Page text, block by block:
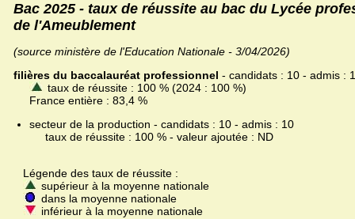
Bac 2025 - taux de réussite au bac du Lycée
de l'Ameublement
(source ministère de l'Education Nationale - 3/04/2026)
filières du baccalauréat professionnel - candidats : 10 - admis :
taux de réussite : 100 % (2024 : 100 %)
France entière : 83,4 %
secteur de la production - candidats : 10 - admis : 10
taux de réussite : 100 % - valeur ajoutée : ND
Légende des taux de réussite :
supérieur à la moyenne nationale
dans la moyenne nationale
inférieur à la moyenne nationale